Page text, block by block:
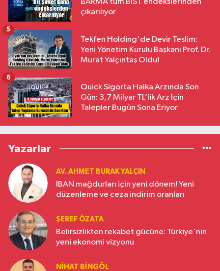
BARMA tüm BIST endekslerinden
çıkarılıyor
Tekfen Holding'de Devir Teslim:
Yeni Yönetim Kurulu Başkanı Prof. Dr.
Murat Yalçıntaş Oldu!
5
Quick Sigorta Halka Arzında Son
Gün: 3,7 Milyar TL’lik Arz İçin
Talepler Bugün Sona Eriyor
6
Yazarlar
AV. AHMET BURAK YALÇIN
IBAN mağdurları için yeni dönem! Yeni
düzenleme ve ceza indirim oranları
ŞEREF ÖZATA
Belirsizlikten rekabet gücüne: Türkiye'nin
yeni ekonomi vizyonu
NIHAT BINGÖL